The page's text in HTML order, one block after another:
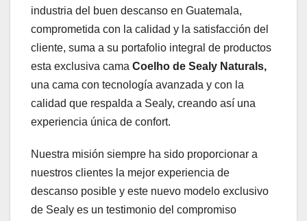
industria del buen descanso en Guatemala,
comprometida con la calidad y la satisfacción del
cliente, suma a su portafolio integral de productos
esta exclusiva cama Coelho de Sealy Naturals,
una cama con tecnología avanzada y con la
calidad que respalda a Sealy, creando así una
experiencia única de confort.
Nuestra misión siempre ha sido proporcionar a
nuestros clientes la mejor experiencia de
descanso posible y este nuevo modelo exclusivo
de Sealy es un testimonio del compromiso